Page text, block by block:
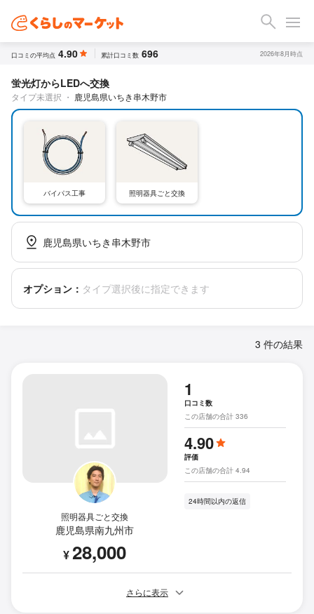
口コミの平均点 4.90 累計口コミ数 696 2026年8月時点
蛍光灯からLEDへ交換
タイプ未選択 ・ 鹿児島県いちき串木野市
バイパス工事 照明器具ごと交換
鹿児島県いちき串木野市
オプション： タイプ選択後に指定できます
3 件の結果
照明器具ごと交換
鹿児島県南九州市
¥28,000
1
口コミ数
この店舗の合計 336
4.90
評価
この店舗の合計 4.94
24時間以内の返信
さらに表示